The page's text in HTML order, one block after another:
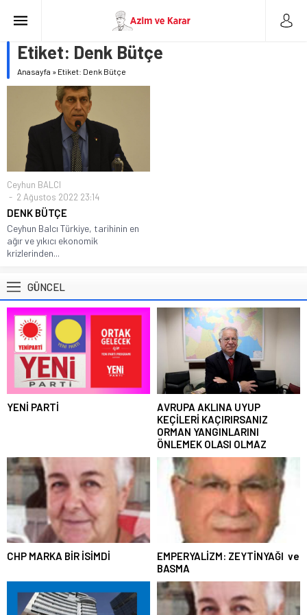
Etiket: Denk Bütçe
Anasayfa » Etiket: Denk Bütçe
Ceyhun BALCI
2 Ağustos 2022 23:14
DENK BÜTÇE
Ceyhun Balcı Türkiye, tarihinin en
ağır ve yıkıcı ekonomik
krizlerinden...
GÜNCEL
YENİ PARTİ
AVRUPA AKLINA UYUP
KEÇİLERİ KAÇIRIRSANIZ
ORMAN YANGINLARINI
ÖNLEMEK OLASI OLMAZ
CHP MARKA BİR İSİMDİ
EMPERYALİZM: ZEYTİNYAĞI ve
BASMA